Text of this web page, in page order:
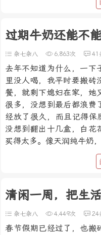
过期牛奶还能不能
杂七杂八 6,863次 41
去年不知道为什么，一下
里没人喝，我平时要搬砖
餐，就剩下媳妇在家，她
很多，没想到最后都浪费
经放了很久，而且记得保
没想到翻出十几盒，白花
买得太多。像天润纯牛奶
清闲一周，把生
杂七杂八 4,449次 24
春节假期已经过了，也搬